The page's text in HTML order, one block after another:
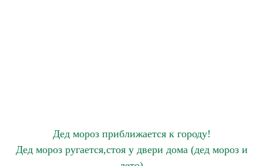
Дед мороз приближается к городу!
Дед мороз ругается,стоя у двери дома (дед мороз и